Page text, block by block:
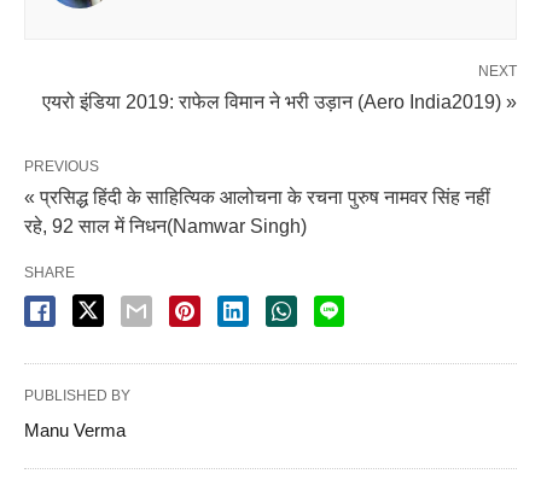
NEXT
एयरो इंडिया 2019: राफेल विमान ने भरी उड़ान (Aero India2019) »
PREVIOUS
« प्रसिद्ध हिंदी के साहित्यिक आलोचना के रचना पुरुष नामवर सिंह नहीं
रहे, 92 साल में निधन(Namwar Singh)
SHARE
PUBLISHED BY
Manu Verma